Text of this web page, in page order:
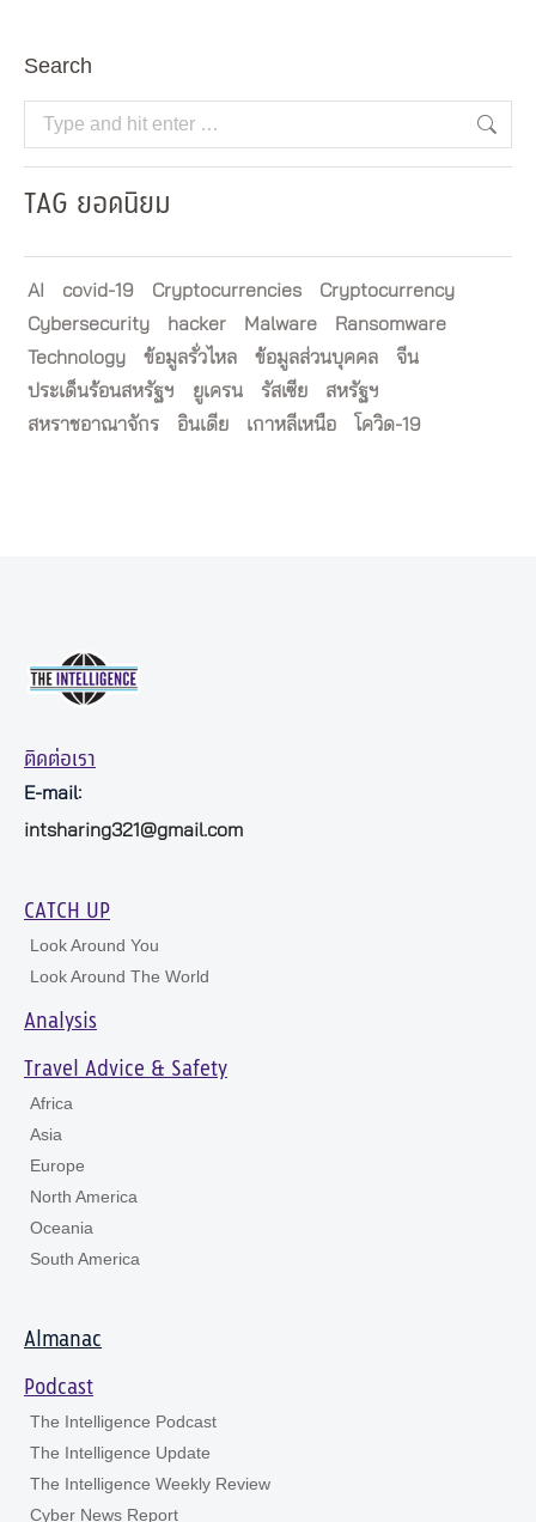
Search
Search:
TAG ยอดนิยม
AI covid-19 Cryptocurrencies
Cryptocurrency
Cybersecurity
hacker Malware
Ransomware
Technology
ข้อมูลรั่วไหล ข้อมูลส่วนบุคคล
จีน
ประเด็นร้อนสหรัฐฯ
ยูเครน รัสเซีย
สหรัฐฯ
สหราชอาณาจักร
อินเดีย เกาหลีเหนือ โควิด-19
ติดต่อเรา
E-mail:
intsharing321@gmail.com
CATCH UP
Look Around You
Look Around The World
Analysis
Travel Advice & Safety
Africa
Asia
Europe
North America
Oceania
South America
Almanac
Podcast
The Intelligence Podcast
The Intelligence Update
The Intelligence Weekly Review
Cyber News Report